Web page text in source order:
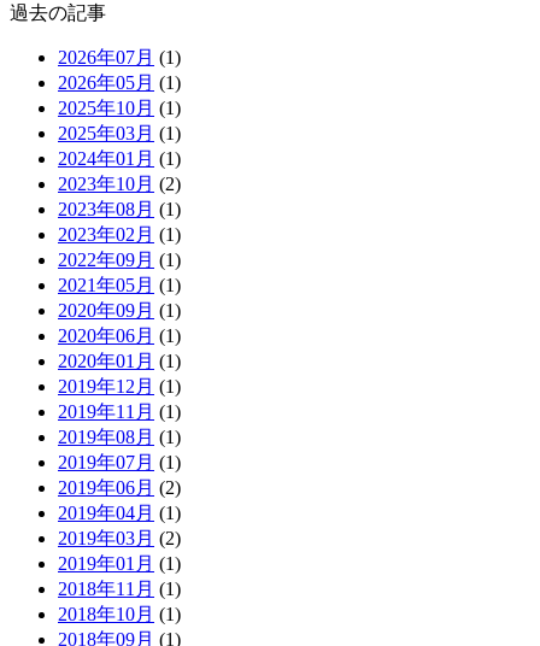
過去の記事
2026年07月 (1)
2026年05月 (1)
2025年10月 (1)
2025年03月 (1)
2024年01月 (1)
2023年10月 (2)
2023年08月 (1)
2023年02月 (1)
2022年09月 (1)
2021年05月 (1)
2020年09月 (1)
2020年06月 (1)
2020年01月 (1)
2019年12月 (1)
2019年11月 (1)
2019年08月 (1)
2019年07月 (1)
2019年06月 (2)
2019年04月 (1)
2019年03月 (2)
2019年01月 (1)
2018年11月 (1)
2018年10月 (1)
2018年09月 (1)